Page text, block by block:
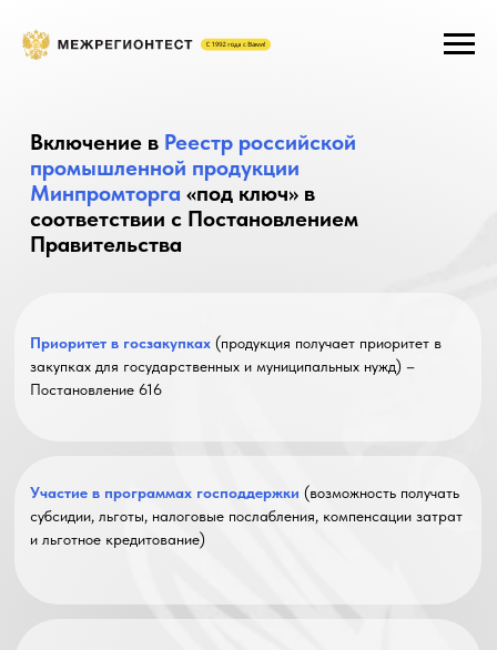
Включение в Реестр российской
промышленной продукции
Минпромторга «под ключ» в
соответствии с Постановлением
Правительства
Приоритет в госзакупках(продукция получает приоритет в
закупках для государственных и муниципальных нужд) –
Постановление 616
Участие в программах господдержки (возможность получать
субсидии, льготы, налоговые послабления, компенсации затрат
и льготное кредитование)